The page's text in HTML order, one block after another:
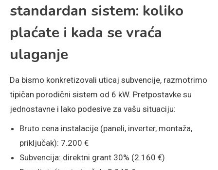
standardan sistem: koliko
plaćate i kada se vraća
ulaganje
Da bismo konkretizovali uticaj subvencije, razmotrimo
tipičan porodični sistem od 6 kW. Pretpostavke su
jednostavne i lako podesive za vašu situaciju:
Bruto cena instalacije (paneli, inverter, montaža,
priključak): 7.200 €
Subvencija: direktni grant 30% (2.160 €)